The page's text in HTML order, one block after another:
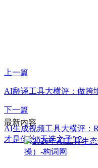
上一篇
AI翻译工具大横评：做跨
下一篇
AI生成视频工具大横评：
才是你的“天选之子”？
最新内容